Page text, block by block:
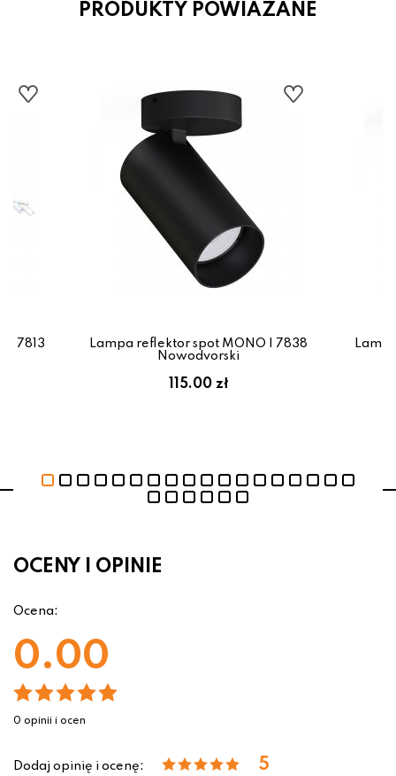
PRODUKTY POWIAZANE
7813
Lampa reflektor spot MONO I 7838
Nowodvorski
115.00 zł
OCENY I OPINIE
Ocena:
0.00
0 opinii i ocen
Dodaj opinię i ocenę: 5